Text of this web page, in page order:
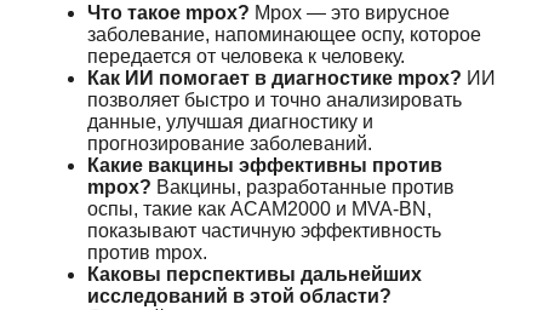
Что такое mpox? Mpox — это вирусное
заболевание, напоминающее оспу, которое
передается от человека к человеку.
Как ИИ помогает в диагностике mpox? ИИ
позволяет быстро и точно анализировать
данные, улучшая диагностику и
прогнозирование заболеваний.
Какие вакцины эффективны против
mpox? Вакцины, разработанные против
оспы, такие как ACAM2000 и MVA-BN,
показывают частичную эффективность
против mpox.
Каковы перспективы дальнейших
исследований в этой области?